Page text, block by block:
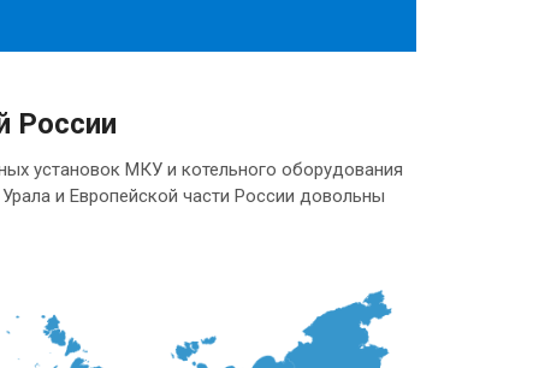
России
установок МКУ и котельного оборудования
и Европейской части России довольны